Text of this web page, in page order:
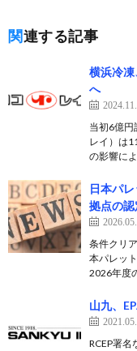
関連する記事
横浜冷
へ
当初6億円
レイ）は
の影響に
日本パ
拠点の
条件クリ
本パレッ
2026年度
山九、
RCEP署